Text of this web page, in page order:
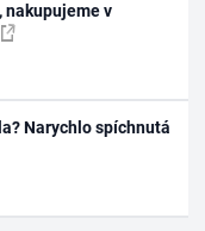
nakupujeme v
Narychlo spíchnutá